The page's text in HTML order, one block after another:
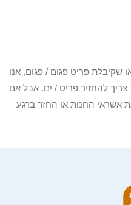
שלך לא קיבלו תוך 30 יום או שקיבלת פריט פגום / פגום, אנו
להחזיר פריט / ים. אבל אם
אשראי החנות או החזר ברגע